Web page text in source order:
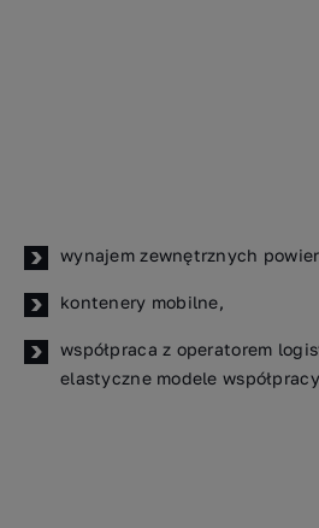
wynajem zewnętrznych
kontenery mobilne,
współpraca z operatorem
elastyczne modele